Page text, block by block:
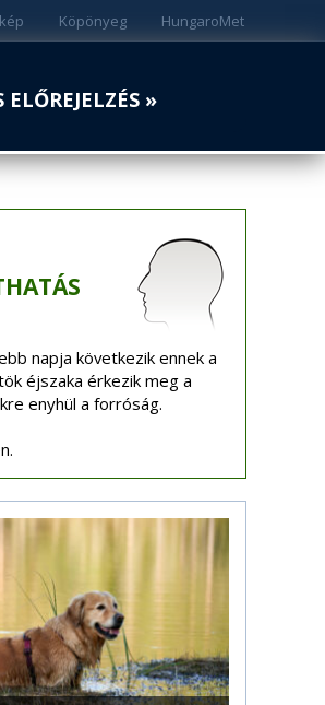
HungaroMet
Köpönyeg
ELŐREJELZÉS »
napja következik ennek a
éjszaka érkezik meg a
enyhül a forróság.